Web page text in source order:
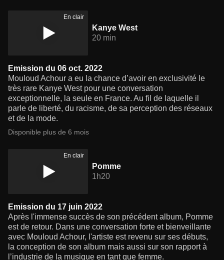
En clair
Kanye West
20 min
Emission du 06 oct. 2022
Mouloud Achour a eu la chance d’avoir en exclusivité le
très rare Kanye West pour une conversation
exceptionnelle, la seule en France. Au fil de laquelle il
parle de liberté, du racisme, de sa perception des réseaux
et de la mode.
Disponible plus de 6 mois
En clair
Pomme
1h20
Emission du 17 juin 2022
Après l'immense succès de son précédent album, Pomme
est de retour. Dans une conversation forte et bienveillante
avec Mouloud Achour, l'artiste est revenu sur ses débuts,
la conception de son album mais aussi sur son rapport à
l’industrie de la musique en tant que femme.